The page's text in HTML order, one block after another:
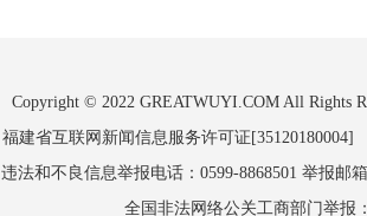
Copyright © 2022 GREATWUYI.COM All Rights
福建省互联网新闻信息服务许可证
违法和不良信息举报电话：0599-8868501 举报邮
全国非法网络公关工商部门举报